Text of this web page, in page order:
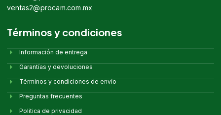
ventas2@procam.com.mx
Términos y condiciones
Información de entrega
Garantías y devoluciones
Términos y condiciones de envío
Preguntas frecuentes
Politica de privacidad